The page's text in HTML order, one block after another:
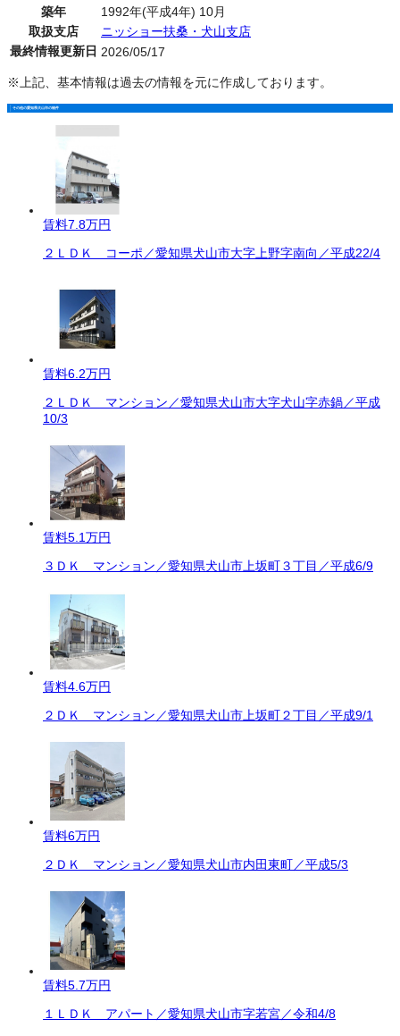
築年
1992年(平成4年) 10月
取扱支店
ニッショー扶桑・犬山支店
最終情報更新日 2026/05/17
※上記、基本情報は過去の情報を元に作成しております。
その他の愛知県犬山市の物件
賃料7.8万円
２ＬＤＫ コーポ／愛知県犬山市大字上野字南向／平成22/4
賃料6.2万円
２ＬＤＫ マンション／愛知県犬山市大字犬山字赤鍋／平成
10/3
賃料5.1万円
３ＤＫ マンション／愛知県犬山市上坂町３丁目／平成6/9
賃料4.6万円
２ＤＫ マンション／愛知県犬山市上坂町２丁目／平成9/1
賃料6万円
２ＤＫ マンション／愛知県犬山市内田東町／平成5/3
賃料5.7万円
１ＬＤＫ アパート／愛知県犬山市字若宮／令和4/8